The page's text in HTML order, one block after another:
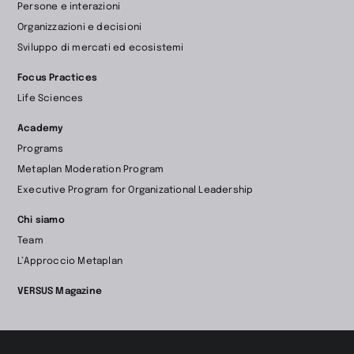
page
Persone e interazioni
Organizzazioni e decisioni
Sviluppo di mercati ed ecosistemi
Focus Practices
Life Sciences
Academy
Programs
Metaplan Moderation Program
Executive Program for Organizational Leadership
Chi siamo
Team
L’Approccio Metaplan
VERSUS Magazine